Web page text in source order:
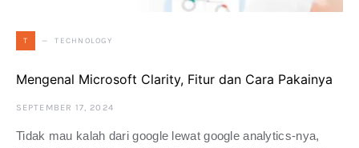
T TECHNOLOGY
Mengenal Microsoft Clarity, Fitur dan Cara Pakainya
SEPTEMBER 17, 2024
Tidak mau kalah dari google lewat google analytics-nya,